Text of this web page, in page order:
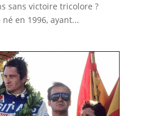
sans victoire tricolore ?
en 1996, ayant...